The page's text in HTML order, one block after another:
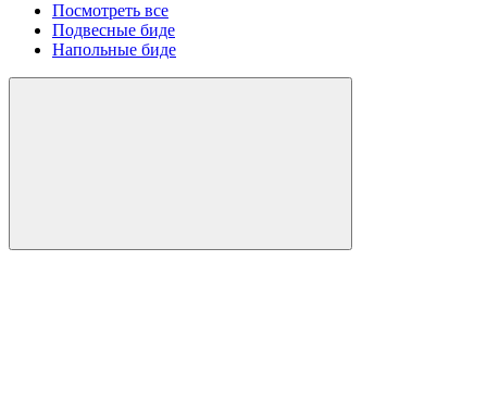
Посмотреть все
Подвесные биде
Напольные биде